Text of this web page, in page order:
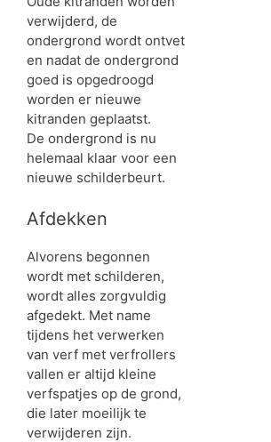
verwijderd, de
ondergrond wordt ontvet
en nadat de ondergrond
goed is opgedroogd
worden er nieuwe
kitranden geplaatst.
De ondergrond is nu
helemaal klaar voor een
nieuwe schilderbeurt.
Afdekken
Alvorens begonnen
wordt met schilderen,
wordt alles zorgvuldig
afgedekt. Met name
tijdens het verwerken
van verf met verfrollers
vallen er altijd kleine
verfspatjes op de grond,
die later moeilijk te
verwijderen zijn.